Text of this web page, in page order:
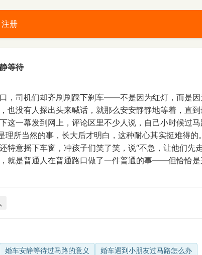
注册
等待
，司机们却齐刷刷踩下刹车——不是因为红灯，而是
也没有人探出头来喊话，就那么安安静静地等着，直
这一幕发到网上，评论区里不少人说，自己小时候过
理所当然的事，长大后才明白，这种耐心其实挺难得
特意摇下车窗，冲孩子们笑了笑，说“不急，让他们先
就是普通人在普通路口做了一件普通的事——但恰恰是
婚车安静等待过马路的意义 婚车遇到小朋友过马路怎么办